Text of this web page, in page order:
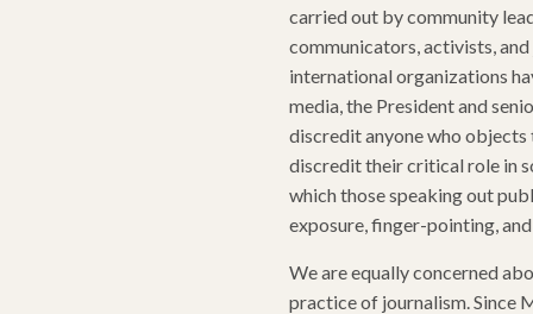
carried out by community
communicators, activists,
international organizations
media, the President and
discredit anyone who
discredit their critical role in
which those speaking out
exposure, finger-pointing,
We are equally concerned
practice of journalism. Since